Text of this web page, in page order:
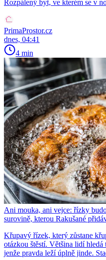
Rozpálený byt, ve kterém se v
PrimaProstor.cz
dnes, 04:41
4 min
Ani mouka, ani vejce: řízky
surovině, kterou Rakušané
Křupavý řízek, který zůstane
otázkou štěstí. Většina lidí
jenže pravda leží úplně jinde.